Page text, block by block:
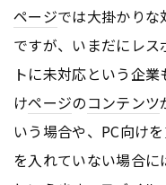
ページでは大掛かりな
ですが、いまだにレ
トに未対応という企
けページのコンテンツ
いう場合や、PC向け
を入れていない場合